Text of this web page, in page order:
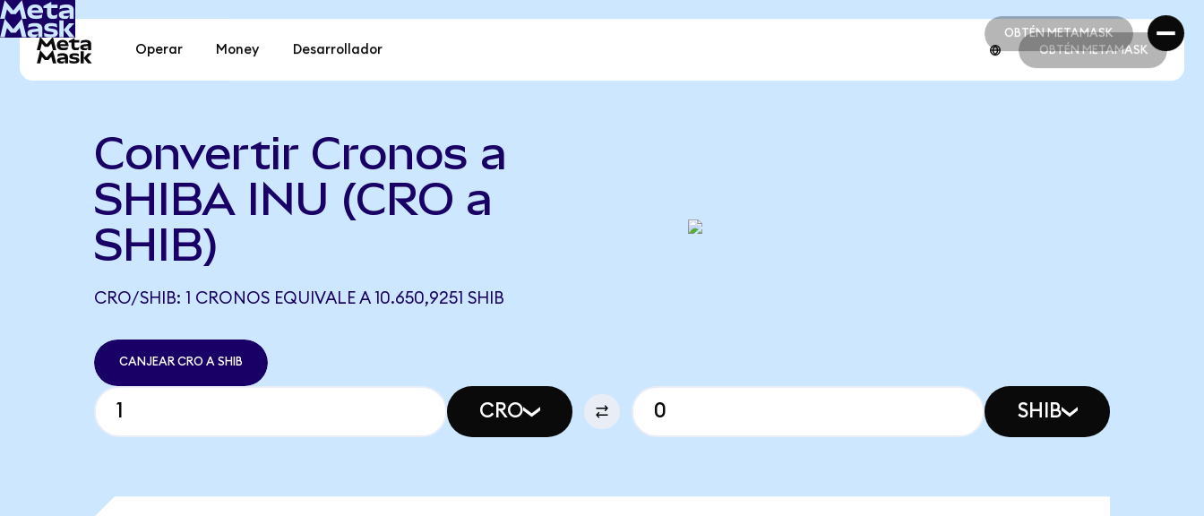
OBTÉN METAMASK
OBTÉN METAMASK
Operar Money Desarrollador OBTÉN METAMASK
Convertir Cronos a
SHIBA INU (CRO a
SHIB)
CRO/SHIB: 1 CRONOS EQUIVALE A 10.650,9251 SHIB
CANJEAR CRO A SHIB
CRO SHIB